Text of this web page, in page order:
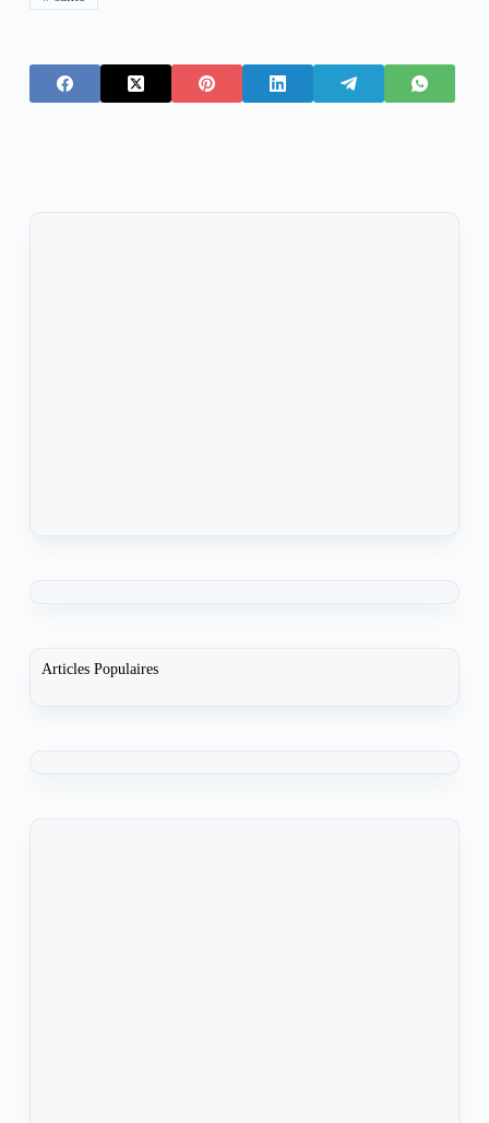
Articles Populaires